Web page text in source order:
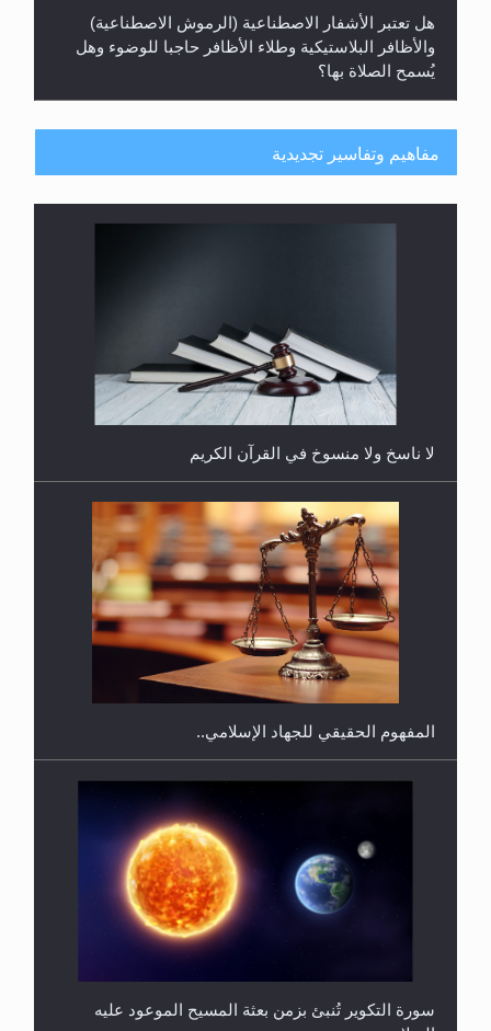
والأظافر البلاستيكية وطلاء الأظافر حاجبا للوضوء وهل
يُسمح الصلاة بها؟
هل يجوز فتح مشروع كوافير نسائي للمحجبات وغير
المحجبات؟
مفاهيم وتفاسير تجديدية
لا ناسخ ولا منسوخ في القرآن الكريم
المفهوم الحقيقي للجهاد الإسلامي..